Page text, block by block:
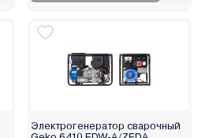
Электрогенератор сварочный